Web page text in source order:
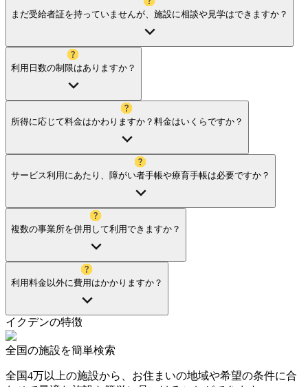
まだ受給者証を持っていませんが、施設に相談や見学はできますか？
利用日数の制限はありますか？
所得に応じて料金はかわりますか？料金はいくらですか？
サービス利用にあたり、障がい者手帳や療育手帳は必要ですか？
複数の事業所を併用して利用できますか？
利用料金以外に費用はかかりますか？
イクデンの特徴
全国の施設を簡単検索
全国4万以上の施設から、お住まいの地域や希望の条件に合